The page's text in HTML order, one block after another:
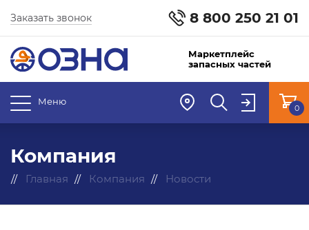
8 800 250 21 01
Заказать звонок
Маркетплейс
запасных частей
Меню
0
Компания
Главная Компания Новости